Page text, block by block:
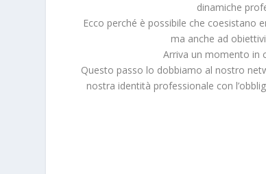
dinamiche
Ecco perché è possibile che
ma anche ad
Arriva un momento in
Questo passo lo dobbiamo al nostro
nostra identità professionale con